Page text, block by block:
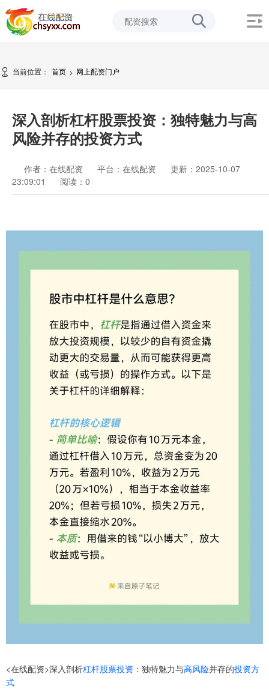
当前位置： 首页 > 网上配资门户
深入剖析杠杆股票投资：独特魅力与高
风险并存的投资方式
作者：在线配资 平台：在线配资
更新：2025-10-07
23:09:01
阅读： 0
<在线配资>深入剖析杠杆股票投资 ：独特魅力与高风险并存的投资方
式